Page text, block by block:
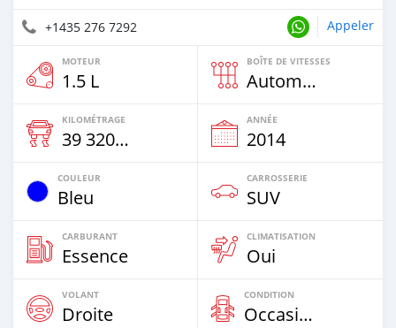
+1435 276 7292 Appeler
MOTEUR
1.5 L
BOÎTE DE VITESSES
Automatique
KILOMÉTRAGE
39 320 Km
ANNÉE
2014
COULEUR
Bleu
CARROSSERIE
SUV
CARBURANT
Essence
CLIMATISATION
Oui
VOLANT
Droite
CONDITION
Occasion